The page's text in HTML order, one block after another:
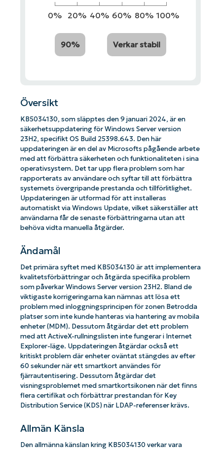
0% 20% 40% 60% 80% 100%
90% Verkar stabil
Översikt
KB5034130, som släpptes den 9 januari 2024, är en
säkerhetsuppdatering för Windows Server version
23H2, specifikt OS Build 25398.643. Den här
uppdateringen är en del av Microsofts pågående arbete
med att förbättra säkerheten och funktionaliteten i sina
operativsystem. Det tar upp flera problem som har
rapporterats av användare och syftar till att förbättra
systemets övergripande prestanda och tillförlitlighet.
Uppdateringen är utformad för att installeras
automatiskt via Windows Update, vilket säkerställer att
användarna får de senaste förbättringarna utan att
behöva vidta manuella åtgärder.
Ändamål
Det primära syftet med KB5034130 är att implementera
kvalitetsförbättringar och åtgärda specifika problem
som påverkar Windows Server version 23H2. Bland de
viktigaste korrigeringarna kan nämnas att lösa ett
problem med inloggningsprincipen för zonen Betrodda
platser som inte kunde hanteras via hantering av mobila
enheter (MDM). Dessutom åtgärdar det ett problem
med att ActiveX-rullningslisten inte fungerar i Internet
Explorer-läge. Uppdateringen åtgärdar också ett
kritiskt problem där enheter oväntat stängdes av efter
60 sekunder när ett smartkort användes för
fjärrautentisering. Dessutom åtgärdar det
visningsproblemet med smartkortsikonen när det finns
flera certifikat och förbättrar prestandan för Key
Distribution Service (KDS) när LDAP-referenser krävs.
Allmän Känsla
Den allmänna känslan kring KB5034130 verkar vara